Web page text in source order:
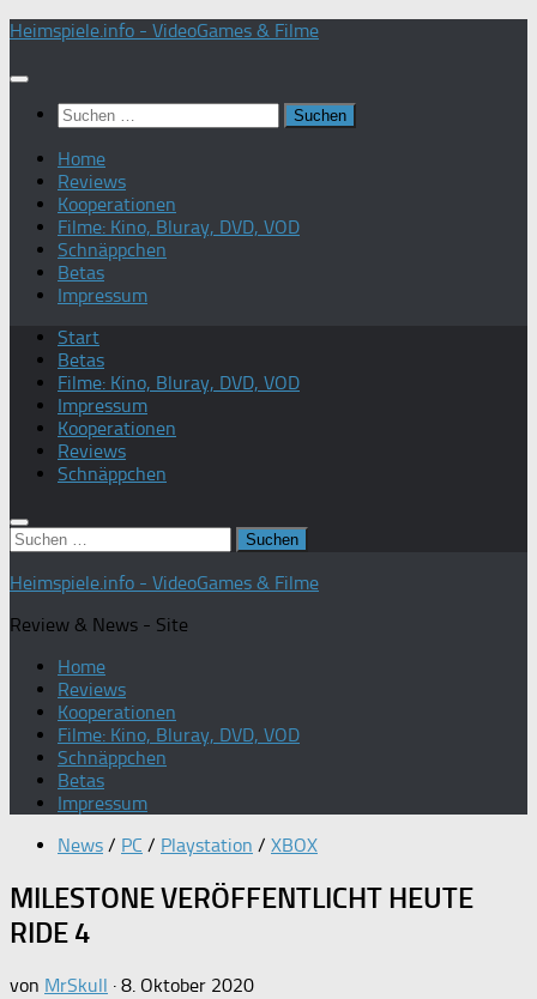
Zum
springen
Heimspiele.info - VideoGames & Filme
Suchen
nach:
Home
Reviews
Kooperationen
Filme: Kino, Bluray, DVD, VOD
Schnäppchen
Betas
Impressum
Start
Betas
Filme: Kino, Bluray, DVD, VOD
Impressum
Kooperationen
Reviews
Schnäppchen
Suchen
nach:
Heimspiele.info - VideoGames & Filme
Review & News - Site
Home
Reviews
Kooperationen
Filme: Kino, Bluray, DVD, VOD
Schnäppchen
Betas
Impressum
News / PC / Playstation / XBOX
MILESTONE VERÖFFENTLICHT HEUTE
RIDE 4
von MrSkull · 8. Oktober 2020